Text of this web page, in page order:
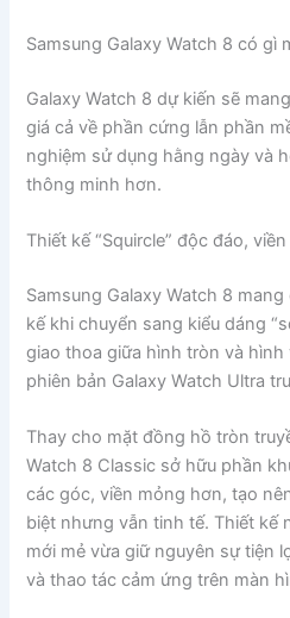
Samsung Galaxy Watch 8 có gì
Galaxy Watch 8 dự kiến sẽ
giá cả về phần cứng lẫn phần
nghiệm sử dụng hằng ngày và
thông minh hơn.
Thiết kế “Squircle” độc đáo,
Samsung Galaxy Watch 8
kế khi chuyển sang kiểu dáng
giao thoa giữa hình tròn và
phiên bản Galaxy Watch Ultra
Thay cho mặt đồng hồ tròn
Watch 8 Classic sở hữu phần
các góc, viền mỏng hơn, tạo
biệt nhưng vẫn tinh tế. Thiết kế
mới mẻ vừa giữ nguyên sự tiện
và thao tác cảm ứng trên màn